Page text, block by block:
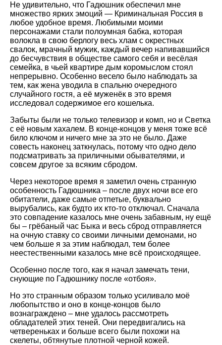
Не удивительно, что Гадюшник обеспечил мне
множество ярких эмоций — Криминальная Россия в
любое удобное время. Любимыми моими
персонажами стали полоумная бабка, которая
волокла в свою берлогу весь хлам с окрестных
свалок, мрачный мужик, каждый вечер напивавшийся
до бесчувствия в обществе самого себя и весёлая
семейка, в чьей квартире дым коромыслом стоял
непрерывно. Особенно весело было наблюдать за
тем, как жена уводила в спальню очередного
случайного гостя, а её муженёк в это время
исследовал содержимое его кошелька.
Забыты были не только телевизор и комп, но и Светка
с её новым хахалем. В конце-концов у меня тоже всё
било ключом и ничего мне за это не было. Даже
совесть наконец заткнулась, потому что одно дело
подсматривать за приличными обывателями, и
совсем другое за всяким сбродом.
Через некоторое время я заметил очень странную
особенность Гадюшника – после двух ночи все его
обитатели, даже самые отпетые, буквально
вырубались, как будто их кто-то отключал. Сначала
это совпадение казалось мне очень забавным, ну ещё
бы – грёбаный час Быка и весь сброд отправляется
на очную ставку со своими личными демонами, но
чем больше я за этим наблюдал, тем более
неестественными казалось мне всё происходящее.
Особенно после того, как я начал замечать тени,
снующие по Гадюшнику после «отбоя».
Но это странным образом только усиливало моё
любопытство и оно в конце-концов было
вознаграждено – мне удалось рассмотреть
обладателей этих теней. Они передвигались на
четвереньках и больше всего были похожи на
скелеты, обтянутые плотной черной кожей.